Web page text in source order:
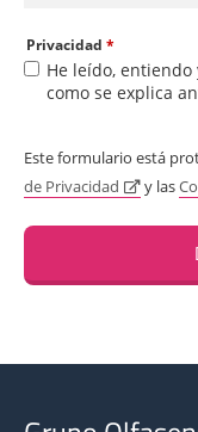
Privacidad*
He leído,
como se explica
Este formulario está
de Privacidad
y las